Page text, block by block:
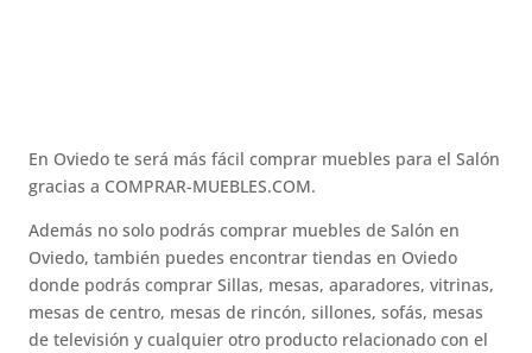
En Oviedo te será más fácil comprar muebles para el Salón
gracias a COMPRAR-MUEBLES.COM.
Además no solo podrás comprar muebles de Salón en
Oviedo, también puedes encontrar tiendas en Oviedo
donde podrás comprar Sillas, mesas, aparadores, vitrinas,
mesas de centro, mesas de rincón, sillones, sofás, mesas
de televisión y cualquier otro producto relacionado con el